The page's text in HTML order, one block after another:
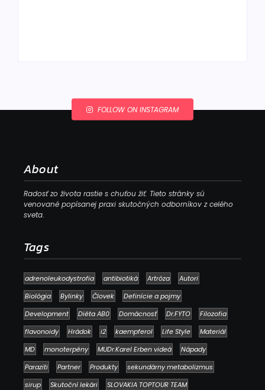
FOLLOW ON INSTAGRAM
About
Radosť zo života rastie s chuťou žiť. Tieto stránky sú
venované popísanej praxi skutočných odborníkov z celého
sveta.
Tags
adrenoleukodystrofia antibiotiká Artróza
Autori
Biológia
Bylinky Človek
Definície a pojmy
Development
Diéta AB0 Domácnosť Dr.FYTO
Filozofia
flavonoidy
Hrádok i2 kaempferol Life Style
Materiál
MD
monoterpény MUDr.Karel Erben videá
Nápady
Paraziti
Partner Produkty
sekundárny metabolizmus
sirup
Skutoční lekári
SLOVAKIA TOPTOUR TEAM